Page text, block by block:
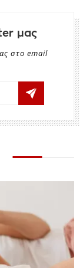
μας
στο email